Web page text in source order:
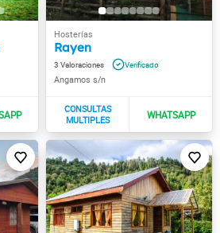
Rayen
3
Angamos s/n